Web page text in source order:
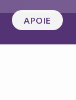
APOIE